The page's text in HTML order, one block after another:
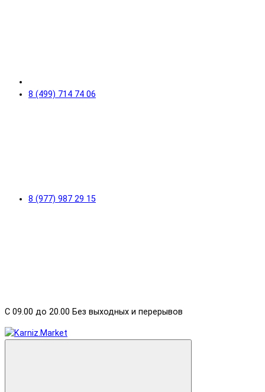
8 (499) 714 74 06
8 (977) 987 29 15
С 09.00 до 20.00 Без выходных и перерывов